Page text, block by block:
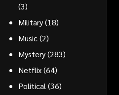
(3)
Military(18)
Music(2)
Mystery(283)
Netflix(64)
Political (36)